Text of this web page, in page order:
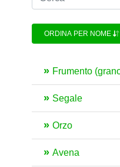
ORDINA PER NOME
Frumento
Segale
Orzo
Avena